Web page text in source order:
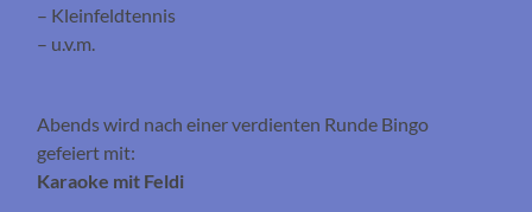
– Kleinfeldtennis
– u.v.m.
Abends wird nach einer verdienten Runde Bingo
gefeiert mit:
Karaoke mit Feldi